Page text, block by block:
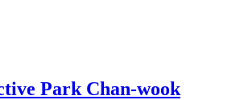
Park Chan-wook